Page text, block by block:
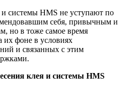
системы HMS не уступают по
себя, привычным и
но в тоже самое время
их фоне в условиях
и связанных с этим
клея и системы HMS